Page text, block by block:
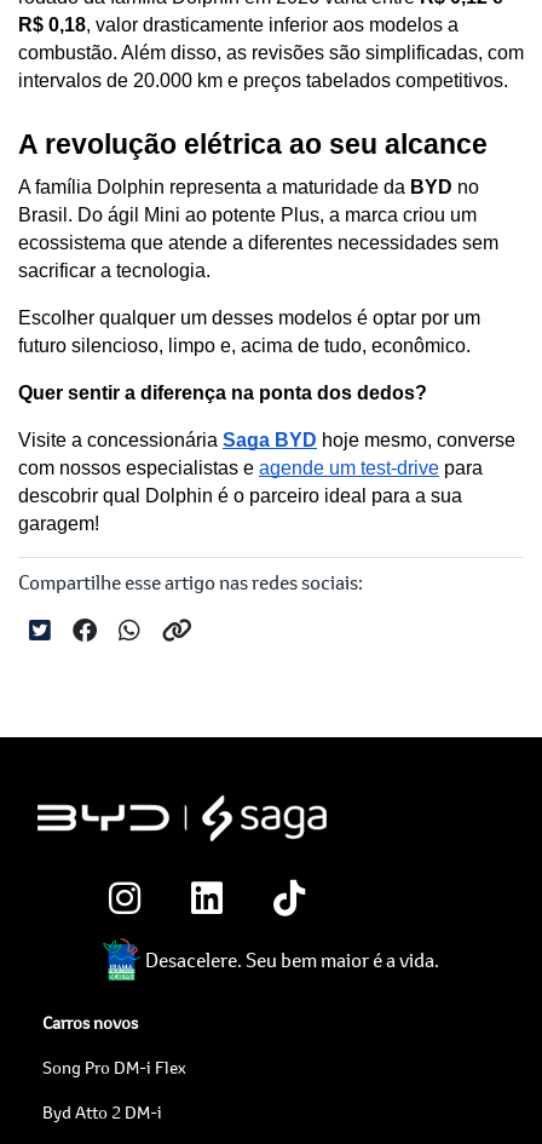
R$ 0,18, valor drasticamente inferior aos modelos a
combustão. Além disso, as revisões são simplificadas, com
intervalos de 20.000 km e preços tabelados competitivos.
A revolução elétrica ao seu alcance
A família Dolphin representa a maturidade da BYD no
Brasil. Do ágil Mini ao potente Plus, a marca criou um
ecossistema que atende a diferentes necessidades sem
sacrificar a tecnologia.
Escolher qualquer um desses modelos é optar por um
futuro silencioso, limpo e, acima de tudo, econômico.
Quer sentir a diferença na ponta dos dedos?
Visite a concessionária Saga BYD hoje mesmo, converse
com nossos especialistas e agende um test-drive para
descobrir qual Dolphin é o parceiro ideal para a sua
garagem!
Compartilhe esse artigo nas redes sociais:
Desacelere. Seu bem maior é a vida.
Carros novos
Song Pro DM-i Flex
Byd Atto 2 DM-i